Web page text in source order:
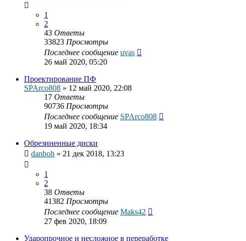
1
2
43 Ответы
33823 Просмотры
Последнее сообщение uvas
26 май 2020, 05:20
Проектирование ПФ
SPArco808 » 12 май 2020, 22:08
17 Ответы
90736 Просмотры
Последнее сообщение SPArco808
19 май 2020, 18:34
Обрезиненные диски
danboh » 21 дек 2018, 13:23
1
2
38 Ответы
41382 Просмотры
Последнее сообщение Maks42
27 фев 2020, 18:09
Ударопрочное и несложное в переработке